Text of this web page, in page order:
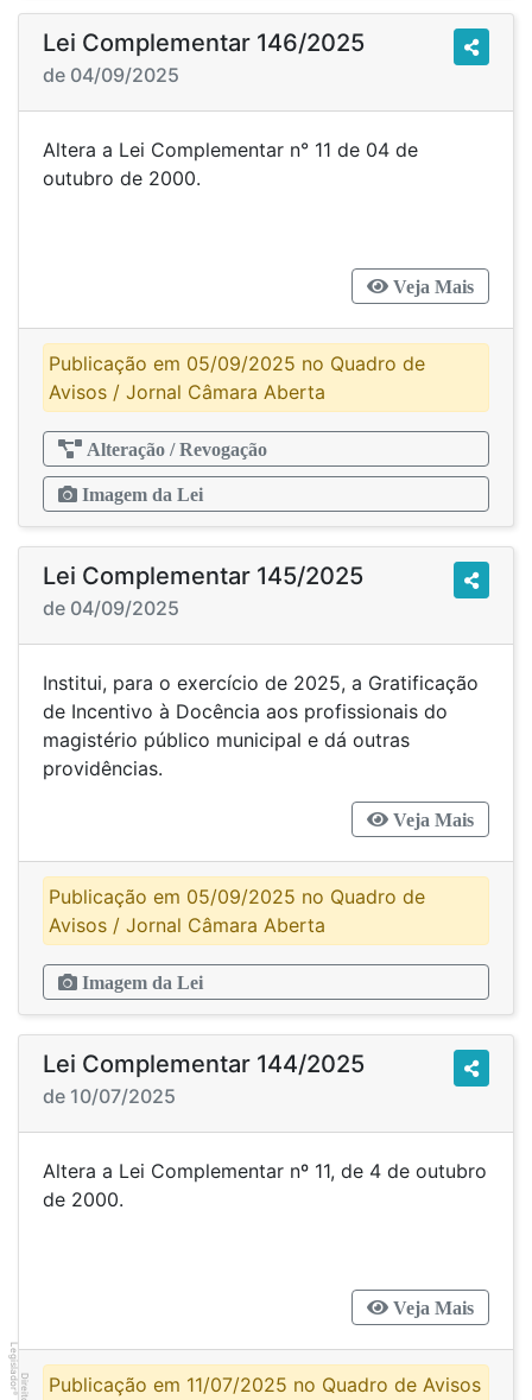
Lei Complementar 146/2025
de 04/09/2025
Altera a Lei Complementar n° 11 de 04 de
outubro de 2000.
Veja Mais
Publicação em 05/09/2025 no Quadro de
Avisos / Jornal Câmara Aberta
Alteração / Revogação
Imagem da Lei
Lei Complementar 145/2025
de 04/09/2025
Institui, para o exercício de 2025, a Gratificação
de Incentivo à Docência aos profissionais do
magistério público municipal e dá outras
providências.
Veja Mais
Publicação em 05/09/2025 no Quadro de
Avisos / Jornal Câmara Aberta
Imagem da Lei
Lei Complementar 144/2025
de 10/07/2025
Altera a Lei Complementar nº 11, de 4 de outubro
de 2000.
Veja Mais
Publicação em 11/07/2025 no Quadro de Avisos
Legislador
®